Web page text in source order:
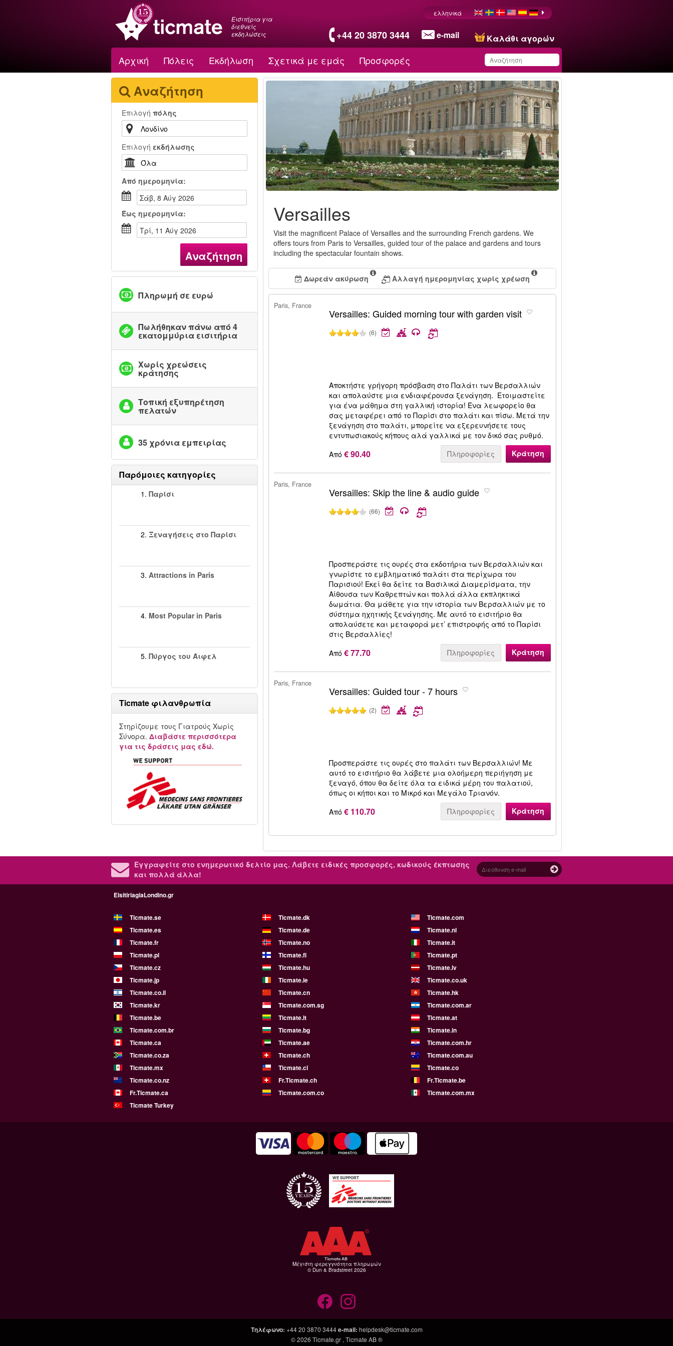
Εισιτήρια για
διεθνείς
εκδηλώσεις
+44 20 3870 3444 e-mail Καλάθι αγορών
ελληνικά
Αρχική Πόλεις Εκδήλωση Σχετικά με εμάς Προσφορές
Έχετε αποθηκεύσει
αυτό το προϊόν στη
λίστα σας
Αναζήτηση
Επιλογή πόλης
Επιλογή εκδήλωσης
Από ημερομηνία:
Σάβ, 8 Αύγ 2026
Έως ημερομηνία:
Τρί, 11 Αύγ 2026
Αναζήτηση
Πληρωμή σε ευρώ
Πωλήθηκαν πάνω από 4
εκατομμύρια εισιτήρια
Χωρίς χρεώσεις
κράτησης
Τοπική εξυπηρέτηση
πελατών
35 χρόνια εμπειρίας
Παρόμοιες κατηγορίες
1. Παρίσι
2. Ξεναγήσεις στο Παρίσι
3. Attractions in Paris
4. Most Popular in Paris
5. Πύργος του Άιφελ
Ticmate φιλανθρωπία
Στηρίζουμε τους Γιατρούς Χωρίς
Σύνορα. Διαβάστε περισσότερα
για τις δράσεις μας εδώ.
Versailles
Visit the magnificent Palace of Versailles and the surrounding French gardens. We
offers tours from Paris to Versailles, guided tour of the palace and gardens and tours
including the spectacular fountain shows.
Δωρεάν ακύρωση Αλλαγή ημερομηνίας χωρίς χρέωση
Paris, France
Versailles: Guided morning tour with garden visit
(6)
Αποκτήστε γρήγορη πρόσβαση στο Παλάτι των Βερσαλλιών
και απολαύστε μια ενδιαφέρουσα ξενάγηση. Ετοιμαστείτε
για ένα μάθημα στη γαλλική ιστορία! Ένα λεωφορείο θα
σας μεταφέρει από το Παρίσι στο παλάτι και πίσω. Μετά την
ξενάγηση στο παλάτι, μπορείτε να εξερευνήσετε τους
εντυπωσιακούς κήπους αλά γαλλικά με τον δικό σας ρυθμό.
Από € 90.40 Πληροφορίες Κράτηση
Paris, France
Versailles: Skip the line & audio guide
(66)
Προσπεράστε τις ουρές στα εκδοτήρια των Βερσαλλιών και
γνωρίστε το εμβληματικό παλάτι στα περίχωρα του
Παρισιού! Εκεί θα δείτε τα Βασιλικά Διαμερίσματα, την
Αίθουσα των Καθρεπτών και πολλά άλλα εκπληκτικά
δωμάτια. Θα μάθετε για την ιστορία των Βερσαλλιών με το
σύστημα ηχητικής ξενάγησης. Με αυτό το εισιτήριο θα
απολαύσετε και μεταφορά μετ’ επιστροφής από το Παρίσι
στις Βερσαλλίες!
Από € 77.70 Πληροφορίες Κράτηση
Paris, France
Versailles: Guided tour - 7 hours
(2)
Προσπεράστε τις ουρές στο παλάτι των Βερσαλλιών! Με
αυτό το εισιτήριο θα λάβετε μια ολοήμερη περιήγηση με
ξεναγό, όπου θα δείτε όλα τα ειδικά μέρη του παλατιού,
όπως οι κήποι και το Μικρό και Μεγάλο Τριανόν.
Από € 110.70 Πληροφορίες Κράτηση
Εγγραφείτε στο ενημερωτικό δελτίο μας. Λάβετε ειδικές προσφορές, κωδικούς έκπτωσης
και πολλά άλλα!
EisitiriagiaLondino.gr
Ticmate.se Ticmate.dk
Ticmate.com
Ticmate.es
Ticmate.de
Ticmate.nl
Ticmate.fr
Ticmate.no
Ticmate.it
Ticmate.pl
Ticmate.fi
Ticmate.pt
Ticmate.cz
Ticmate.hu
Ticmate.lv
Ticmate.jp
Ticmate.ie
Ticmate.co.uk
Ticmate.co.il
Ticmate.cn
Ticmate.hk
Ticmate.kr
Ticmate.com.sg
Ticmate.com.ar
Ticmate.be
Ticmate.lt
Ticmate.at
Ticmate.com.br
Ticmate.bg
Ticmate.in
Ticmate.ca
Ticmate.ae
Ticmate.com.hr
Ticmate.co.za
Ticmate.ch
Ticmate.com.au
Ticmate.mx
Ticmate.cl
Ticmate.co
Ticmate.co.nz
Fr.Ticmate.ch
Fr.Ticmate.be
Fr.Ticmate.ca
Ticmate.com.co
Ticmate.com.mx
Ticmate Turkey
WE SUPPORT
Μέγιστη φερεγγυότητα πληρωμών
© Dun & Bradstreet 2026
Τηλέφωνο: +44 20 3870 3444 e-mail: helpdesk@ticmate.com
© 2026 Ticmate.gr, Ticmate AB ®